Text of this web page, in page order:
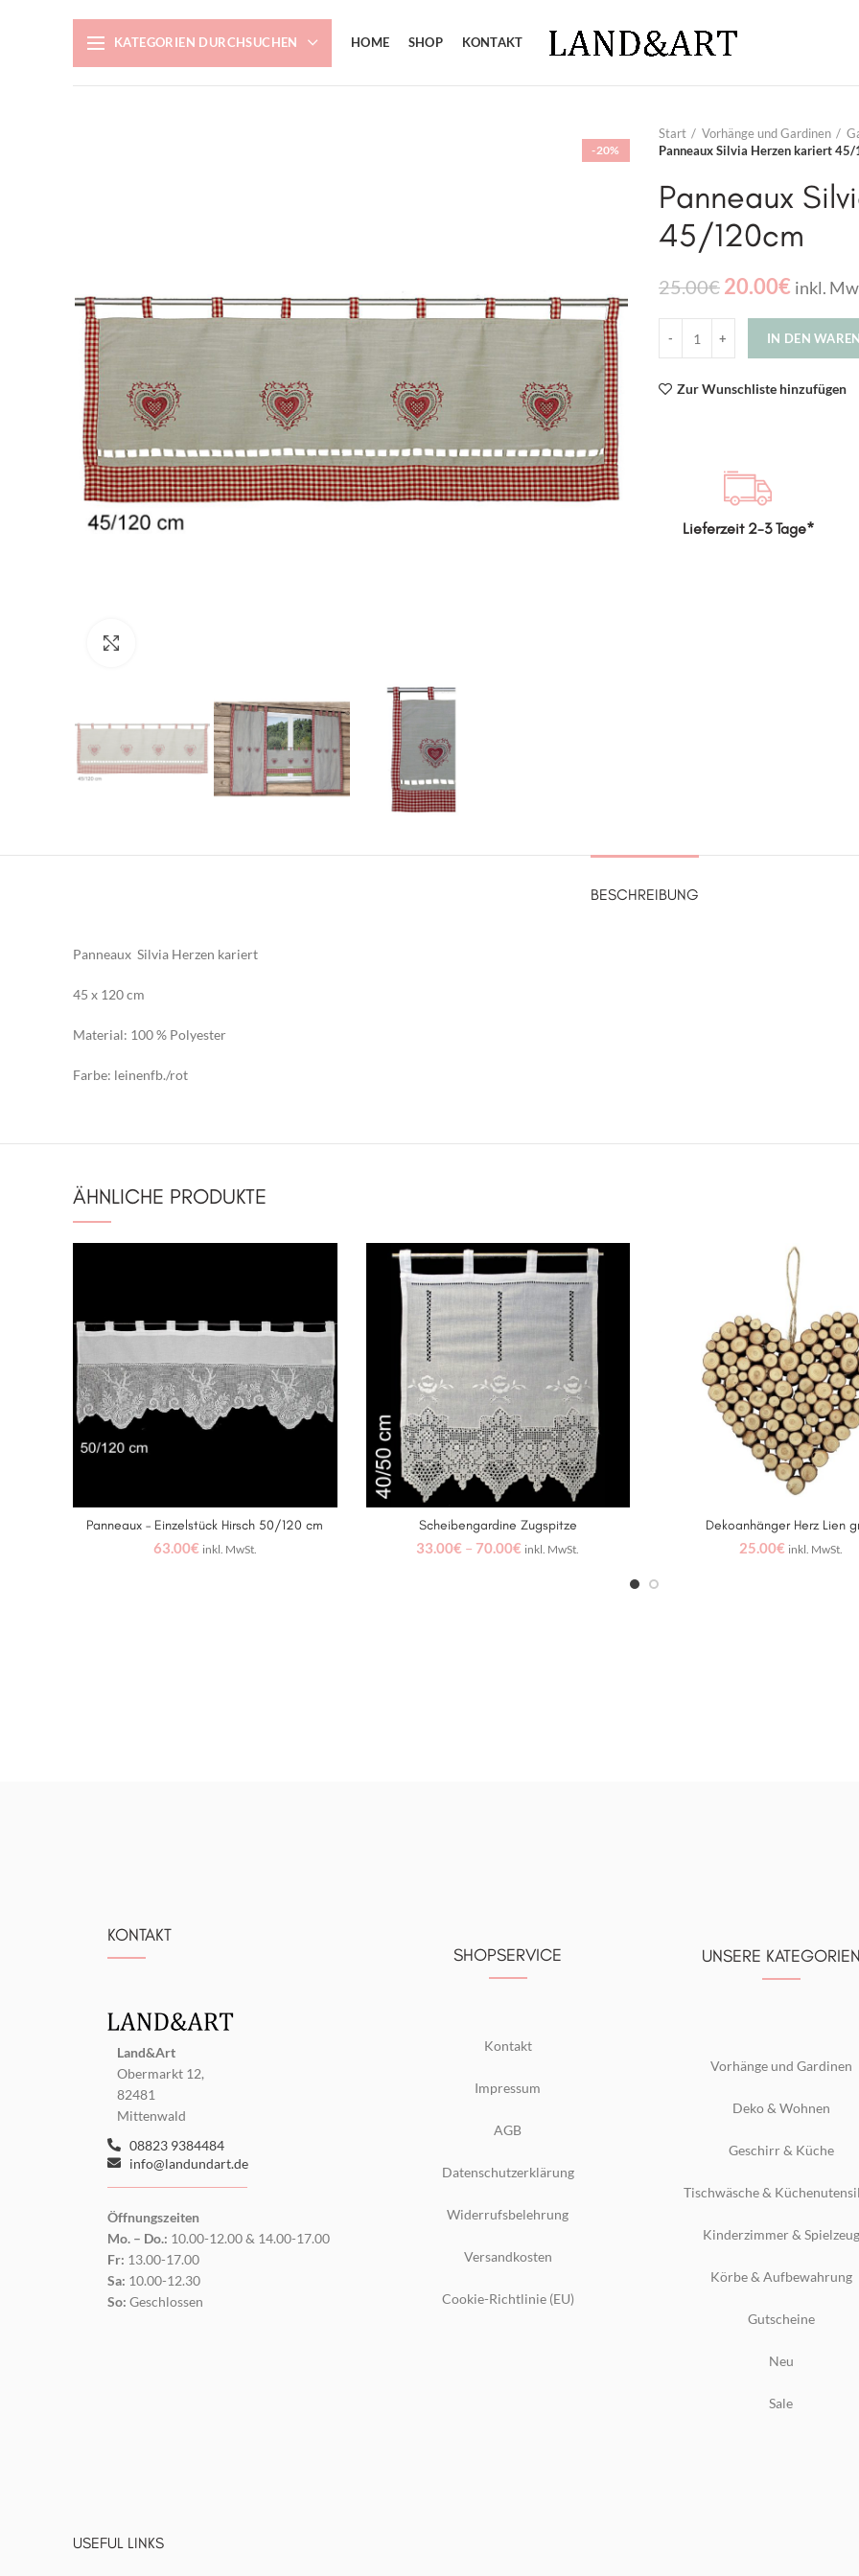
KATEGORIEN DURCHSUCHEN HOME SHOP KONTAKT
-20%
Start Vorhänge und Gardinen
Panneaux Silvia Herzen kariert
Panneaux
45/120cm
25.00€ 20.00€ inkl.
IN DEN
Zur Wunschliste hinzufügen
Lieferzeit 2-3 Tage*
BESCHREIBUNG
Panneaux Silvia Herzen kariert
45 x 120 cm
Material: 100 % Polyester
Farbe: leinenfb./rot
ÄHNLICHE PRODUKTE
IN DEN WARENKORB
Panneaux – Einzelstück Hirsch 50/120 cm
63.00€ inkl. MwSt.
AUSFÜHRUNG WÄHLEN
Scheibengardine Zugspitze
33.00€ –70.00€ inkl. MwSt.
IN DEN WARENKORB
Dekoanhänger Herz Lien
25.00€ inkl. MwSt.
KONTAKT
Land&Art
Obermarkt 12,
82481
Mittenwald
08823 9384484
info@landundart.de
Öffnungszeiten
Mo. – Do.: 10.00-12.00 & 14.00-17.00
Fr: 13.00-17.00
Sa: 10.00-12.30
So: Geschlossen
SHOPSERVICE
Kontakt
Impressum
AGB
Datenschutzerklärung
Widerrufsbelehrung
Versandkosten
Cookie-Richtlinie (EU)
UNSERE KATEGORIEN
Vorhänge und Gardinen
Deko & Wohnen
Geschirr & Küche
Tischwäsche &
Kinderzimmer & Spielzeug
Körbe & Aufbewahrung
Gutscheine
Neu
Sale
USEFUL LINKS